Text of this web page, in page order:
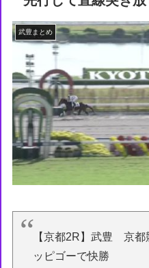
武豊まとめ
【京都2R】武豊 京都
ッピゴーで快勝